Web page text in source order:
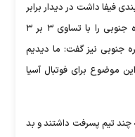
فیفا داشت در دیدار برابر
ایران عملکرد خوبی ارائه داد و مالزی، کره جنوبی را با تساوی ۳ بر ۳
جنوبی نیز گفت: ما دیدیم
موضوع برای فوتبال آسیا
چند تیم پسرفت داشتند و بد